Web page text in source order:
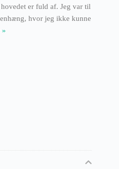
er fuld af. Jeg var til
hvor jeg ikke kunne
»